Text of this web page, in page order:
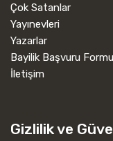
Çok Satanlar
Yayınevleri
Yazarlar
Bayilik Başvuru Formu
İletişim
Gizlilik ve